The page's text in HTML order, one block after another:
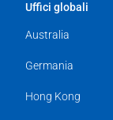
Uffici globali
Australia
Germania
Hong Kong